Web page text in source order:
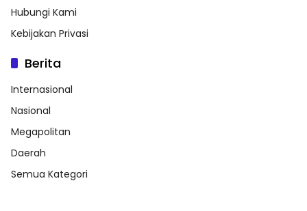
Hubungi Kami
Kebijakan Privasi
Berita
Internasional
Nasional
Megapolitan
Daerah
Semua Kategori